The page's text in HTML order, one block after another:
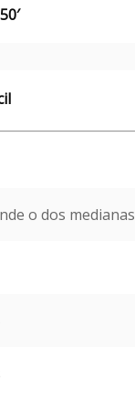
o dos medianas